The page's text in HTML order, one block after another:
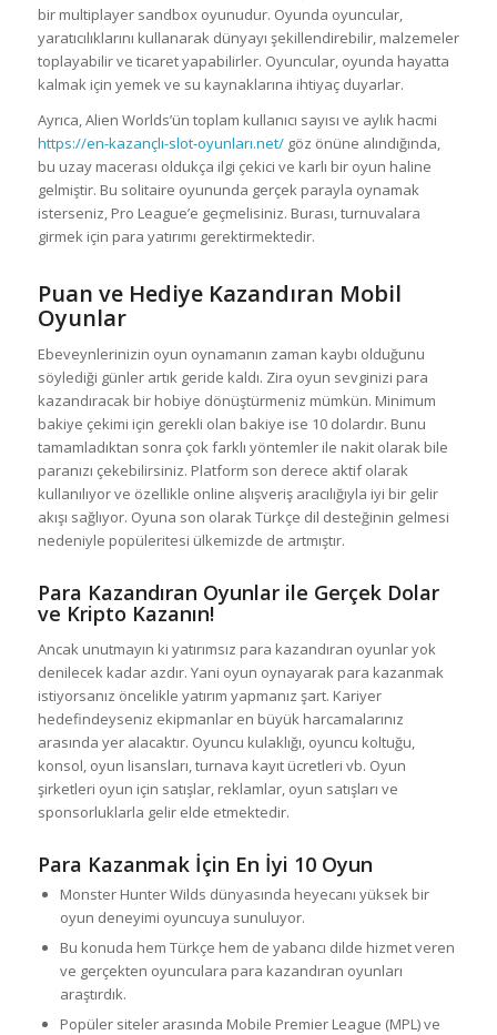
bir multiplayer sandbox oyunudur. Oyunda oyuncular,
yaratıcılıklarını kullanarak dünyayı şekillendirebilir, malzemeler
toplayabilir ve ticaret yapabilirler. Oyuncular, oyunda hayatta
kalmak için yemek ve su kaynaklarına ihtiyaç duyarlar.
Ayrıca, Alien Worlds’ün toplam kullanıcı sayısı ve aylık hacmi
https://en-kazançlı-slot-oyunları.net/göz önüne alındığında,
bu uzay macerası oldukça ilgi çekici ve karlı bir oyun haline
gelmiştir. Bu solitaire oyununda gerçek parayla oynamak
isterseniz, Pro League’e geçmelisiniz. Burası, turnuvalara
girmek için para yatırımı gerektirmektedir.
Puan ve Hediye Kazandıran Mobil
Oyunlar
Ebeveynlerinizin oyun oynamanın zaman kaybı olduğunu
söylediği günler artık geride kaldı. Zira oyun sevginizi para
kazandıracak bir hobiye dönüştürmeniz mümkün. Minimum
bakiye çekimi için gerekli olan bakiye ise 10 dolardır. Bunu
tamamladıktan sonra çok farklı yöntemler ile nakit olarak bile
paranızı çekebilirsiniz. Platform son derece aktif olarak
kullanılıyor ve özellikle online alışveriş aracılığıyla iyi bir gelir
akışı sağlıyor. Oyuna son olarak Türkçe dil desteğinin gelmesi
nedeniyle popüleritesi ülkemizde de artmıştır.
Para Kazandıran Oyunlar ile Gerçek Dolar
ve Kripto Kazanın!
Ancak unutmayın ki yatırımsız para kazandıran oyunlar yok
denilecek kadar azdır. Yani oyun oynayarak para kazanmak
istiyorsanız öncelikle yatırım yapmanız şart. Kariyer
hedefindeyseniz ekipmanlar en büyük harcamalarınız
arasında yer alacaktır. Oyuncu kulaklığı, oyuncu koltuğu,
konsol, oyun lisansları, turnava kayıt ücretleri vb. Oyun
şirketleri oyun için satışlar, reklamlar, oyun satışları ve
sponsorluklarla gelir elde etmektedir.
Para Kazanmak İçin En İyi 10 Oyun
Monster Hunter Wilds dünyasında heyecanı yüksek bir
oyun deneyimi oyuncuya sunuluyor.
Bu konuda hem Türkçe hem de yabancı dilde hizmet veren
ve gerçekten oyunculara para kazandıran oyunları
araştırdık.
Popüler siteler arasında Mobile Premier League (MPL) ve